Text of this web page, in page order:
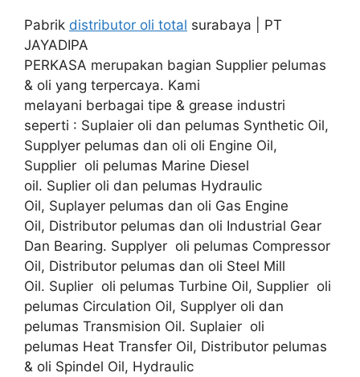
Pabrik distributor oli total surabaya | PT
JAYADIPA
PERKASA merupakan bagian Supplier pelumas
& oli yang terpercaya. Kami
melayani berbagai tipe & grease industri
seperti : Suplaier oli dan pelumas Synthetic Oil,
Supplyer pelumas dan oli oli Engine Oil,
Supplier oli pelumas Marine Diesel
oil. Suplier oli dan pelumas Hydraulic
Oil, Suplayer pelumas dan oli Gas Engine
Oil, Distributor pelumas dan oli Industrial Gear
Dan Bearing. Supplyer oli pelumas Compressor
Oil, Distributor pelumas dan oli Steel Mill
Oil. Suplier oli pelumas Turbine Oil, Supplier oli
pelumas Circulation Oil, Supplyer oli dan
pelumas Transmision Oil. Suplaier oli
pelumas Heat Transfer Oil, Distributor pelumas
& oli Spindel Oil, Hydraulic